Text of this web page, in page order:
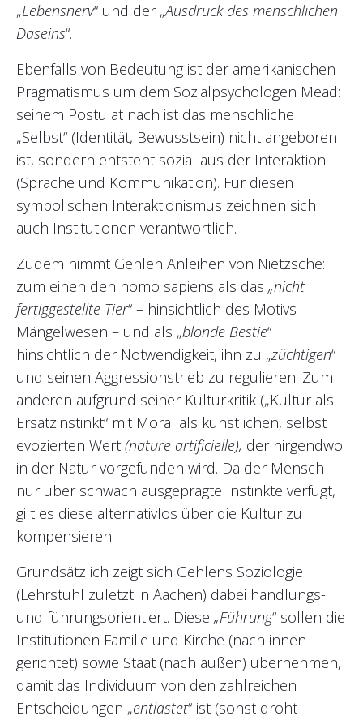
„Lebensnerv“ und der „Ausdruck des menschlichen
Daseins“.
Ebenfalls von Bedeutung ist der amerikanischen
Pragmatismus um dem Sozialpsychologen Mead:
seinem Postulat nach ist das menschliche
„Selbst“ (Identität, Bewusstsein) nicht angeboren
ist, sondern entsteht sozial aus der Interaktion
(Sprache und Kommunikation). Für diesen
symbolischen Interaktionismus zeichnen sich
auch Institutionen verantwortlich.
Zudem nimmt Gehlen Anleihen von Nietzsche:
zum einen den homo sapiens als das „nicht
fertiggestellte Tier“ – hinsichtlich des Motivs
Mängelwesen – und als „blonde Bestie“
hinsichtlich der Notwendigkeit, ihn zu „züchtigen“
und seinen Aggressionstrieb zu regulieren. Zum
anderen aufgrund seiner Kulturkritik („Kultur als
Ersatzinstinkt“ mit Moral als künstlichen, selbst
evozierten Wert (nature artificielle), der nirgendwo
in der Natur vorgefunden wird. Da der Mensch
nur über schwach ausgeprägte Instinkte verfügt,
gilt es diese alternativlos über die Kultur zu
kompensieren.
Grundsätzlich zeigt sich Gehlens Soziologie
(Lehrstuhl zuletzt in Aachen) dabei handlungs-
und führungsorientiert. Diese „Führung“ sollen die
Institutionen Familie und Kirche (nach innen
gerichtet) sowie Staat (nach außen) übernehmen,
damit das Individuum von den zahlreichen
Entscheidungen „entlastet“ ist (sonst droht